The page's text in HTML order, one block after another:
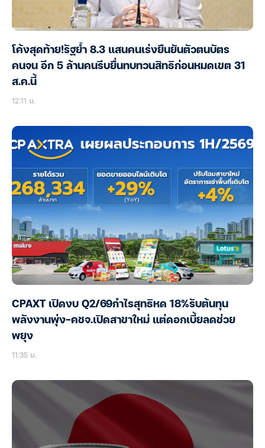
โค้งสุดท้าย!รัฐย้ำ 8.3 แสนคนเร่งยืนยันตัวตนบัตร
คนจน อีก 5 ล้านคนรีบยื่นทบทวนสิทธิก่อนหมดเขต 31
ส.ค.นี้
12:11 น.
CPAXT เปิดงบ Q2/69กำไรสุทธิหด 18%รับต้นทุน
พลังงานพุ่ง-คชจ.เปิดสาขาใหม่ แต่ดอกเบี้ยลดช่วย
พยุง
11:35 น.